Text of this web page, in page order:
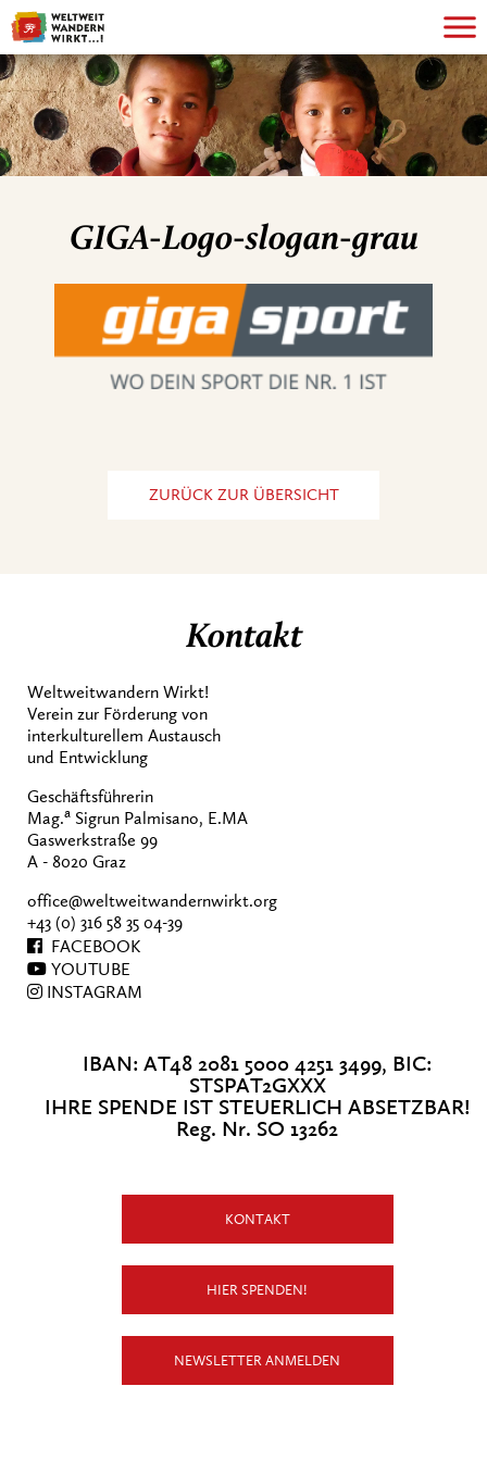
GIGA-Logo-slogan-grau
ZURÜCK ZUR ÜBERSICHT
Kontakt
Weltweitwandern Wirkt!
Verein zur Förderung von
interkulturellem Austausch
und Entwicklung
Geschäftsführerin
Mag.a Sigrun Palmisano, E.MA
Gaswerkstraße 99
A - 8020 Graz
office@weltweitwandernwirkt.org
+43 (0) 316 58 35 04-39
FACEBOOK
YOUTUBE
INSTAGRAM
IBAN: AT48 2081 5000 4251 3499, BIC:
STSPAT2GXXX
IHRE SPENDE IST STEUERLICH ABSETZBAR!
Reg. Nr. SO 13262
KONTAKT
HIER SPENDEN!
NEWSLETTER ANMELDEN